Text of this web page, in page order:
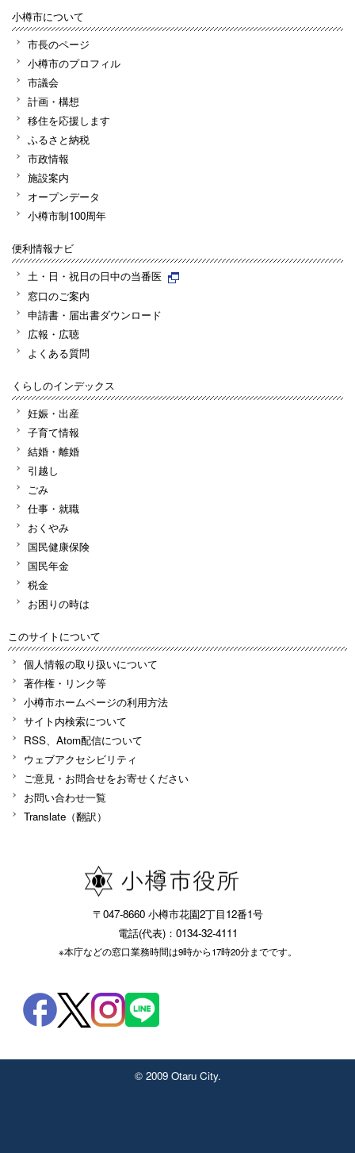
小樽市について
市長のページ
小樽市のプロフィル
市議会
計画・構想
移住を応援します
ふるさと納税
市政情報
施設案内
オープンデータ
小樽市制100周年
便利情報ナビ
土・日・祝日の日中の当番医
窓口のご案内
申請書・届出書ダウンロード
広報・広聴
よくある質問
くらしのインデックス
妊娠・出産
子育て情報
結婚・離婚
引越し
ごみ
仕事・就職
おくやみ
国民健康保険
国民年金
税金
お困りの時は
このサイトについて
個人情報の取り扱いについて
著作権・リンク等
小樽市ホームページの利用方法
サイト内検索について
RSS、Atom配信について
ウェブアクセシビリティ
ご意見・お問合せをお寄せください
お問い合わせ一覧
Translate（翻訳）
〒047-8660 小樽市花園2丁目12番1号
電話(代表)：0134-32-4111
※本庁などの窓口業務時間は9時から17時20分までです。
© 2009 Otaru City.